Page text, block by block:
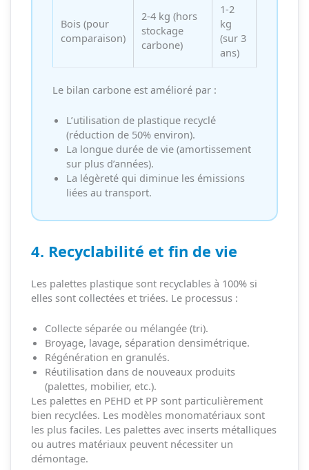
Bois (pour
comparaison)
2-4 kg (hors
stockage
carbone)
1-2
kg
(sur 3
ans)
Le bilan carbone est amélioré par :
L’utilisation de plastique recyclé
(réduction de 50% environ).
La longue durée de vie (amortissement
sur plus d’années).
La légèreté qui diminue les émissions
liées au transport.
4. Recyclabilité et fin de vie
Les palettes plastique sont recyclables à 100% si
elles sont collectées et triées. Le processus :
Collecte séparée ou mélangée (tri).
Broyage, lavage, séparation densimétrique.
Régénération en granulés.
Réutilisation dans de nouveaux produits
(palettes, mobilier, etc.).
Les palettes en PEHD et PP sont particulièrement
bien recyclées. Les modèles monomatériaux sont
les plus faciles. Les palettes avec inserts métalliques
ou autres matériaux peuvent nécessiter un
démontage.